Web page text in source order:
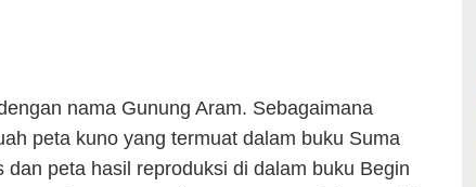
nama Gunung Aram. Sebagaimana
peta kuno yang termuat dalam buku Suma
peta hasil reproduksi di dalam buku Begin